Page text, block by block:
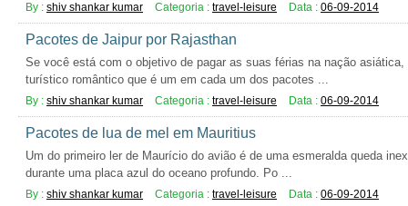
By : shiv shankar kumar Categoria : travel-leisure Data : 06-09-2014
Pacotes de Jaipur por Rajasthan
Se você está com o objetivo de pagar as suas férias na nação
turístico romântico que é um em cada um dos pacotes ...
By : shiv shankar kumar Categoria : travel-leisure Data : 06-09-2014
Pacotes de lua de mel em Mauritius
Um do primeiro ler de Maurício do avião é de uma esmeralda queda
durante uma placa azul do oceano profundo. Po ...
By : shiv shankar kumar Categoria : travel-leisure Data : 06-09-2014